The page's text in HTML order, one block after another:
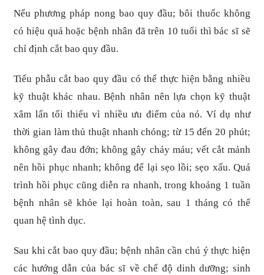
Nếu phương pháp nong bao quy đầu; bôi thuốc không
có hiệu quả hoặc bệnh nhân đã trên 10 tuổi thì bác sĩ sẽ
chỉ định cắt bao quy đầu.
Tiểu phẫu cắt bao quy đầu có thể thực hiện bằng nhiều
kỹ thuật khác nhau. Bệnh nhân nên lựa chọn kỹ thuật
xâm lấn tối thiểu vì nhiều ưu điểm của nó. Ví dụ như
thời gian làm thủ thuật nhanh chóng; từ 15 đến 20 phút;
không gây đau đớn; không gây chảy máu; vết cắt mảnh
nên hồi phục nhanh; không để lại sẹo lồi; sẹo xấu. Quá
trình hồi phục cũng diễn ra nhanh, trong khoảng 1 tuần
bệnh nhân sẽ khỏe lại hoàn toàn, sau 1 tháng có thể
quan hệ tình dục.
Sau khi cắt bao quy đầu; bệnh nhân cần chú ý thực hiện
các hướng dẫn của bác sĩ về chế độ dinh dưỡng; sinh